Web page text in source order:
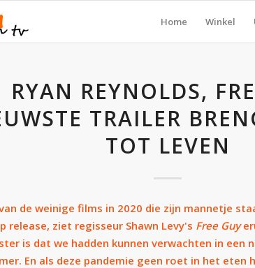
Home Winkel
RYAN REYNOLDS,
TRAILER
TOT LEVEN
de weinige films in 2020 die zijn mannetje
release, ziet regisseur Shawn Levy's Free Guy
is dat we hadden kunnen verwachten in een
En als deze pandemie geen roet in het eten